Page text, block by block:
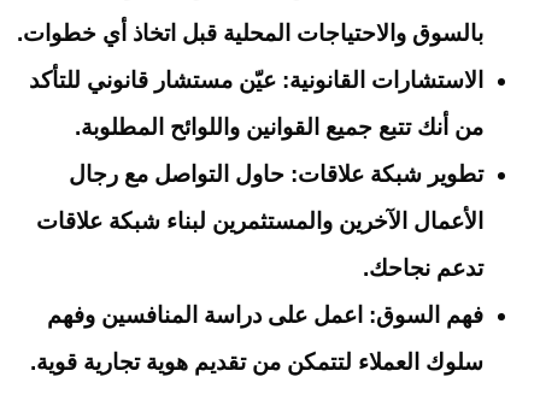
بالسوق والاحتياجات المحلية قبل اتخاذ أي خطوات.
الاستشارات القانونية: عيّن مستشار قانوني للتأكد
من أنك تتبع جميع القوانين واللوائح المطلوبة.
تطوير شبكة علاقات: حاول التواصل مع رجال
الأعمال الآخرين والمستثمرين لبناء شبكة علاقات
تدعم نجاحك.
فهم السوق: اعمل على دراسة المنافسين وفهم
سلوك العملاء لتتمكن من تقديم هوية تجارية قوية.